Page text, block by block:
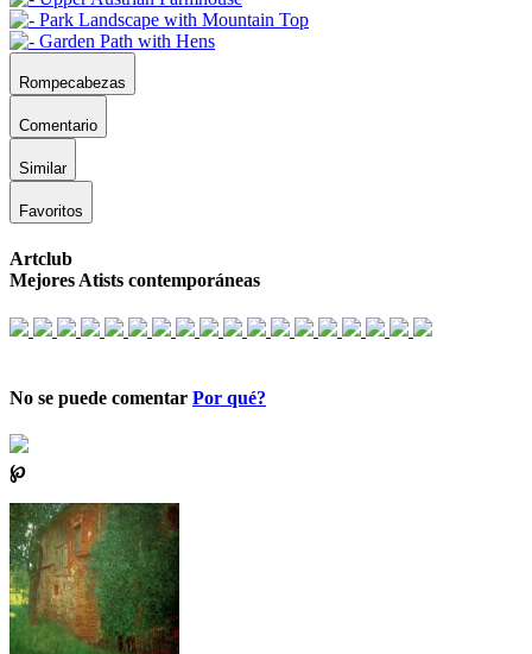
Rompecabezas
Comentario
Similar
Favoritos
Artclub
Mejores Atists contemporáneas
No se puede comentar Por qué?
℘